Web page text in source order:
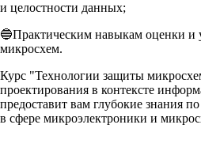
и целостности данных;
🔵Практическим навыкам оценки и
микросхем.
Курс "Технологии защиты
проектирования в контексте
предоставит вам глубокие знания
в сфере микроэлектроники и